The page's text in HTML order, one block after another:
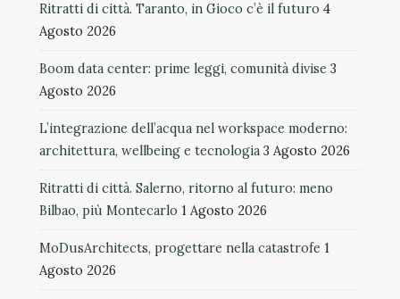
Ritratti di città. Taranto, in Gioco c’è il futuro 4
Agosto 2026
Boom data center: prime leggi, comunità divise 3
Agosto 2026
L’integrazione dell’acqua nel workspace moderno:
architettura, wellbeing e tecnologia 3 Agosto 2026
Ritratti di città. Salerno, ritorno al futuro: meno
Bilbao, più Montecarlo 1 Agosto 2026
MoDusArchitects, progettare nella catastrofe 1
Agosto 2026